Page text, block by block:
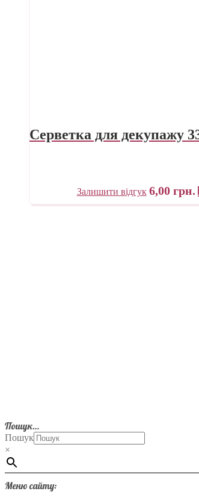
Серветка для декупажу
Залишити відгук 6,00 грн.
Пошук…
Пошук
×
Меню сайту: